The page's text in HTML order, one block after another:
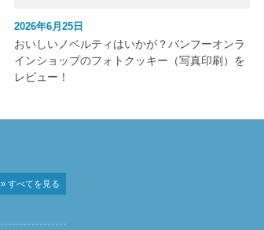
2026年6月25日
おいしいノベルティはいかが？バンフーオンラ
インショップのフォトクッキー（写真印刷）を
レビュー！
» すべてを見る